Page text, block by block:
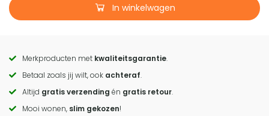
In winkelwagen
Call
to
actions
Merkproducten met kwaliteitsgarantie.
Betaal zoals jij wilt, ook achteraf.
Altijd gratis verzending én gratis retour.
Mooi wonen, slim gekozen!